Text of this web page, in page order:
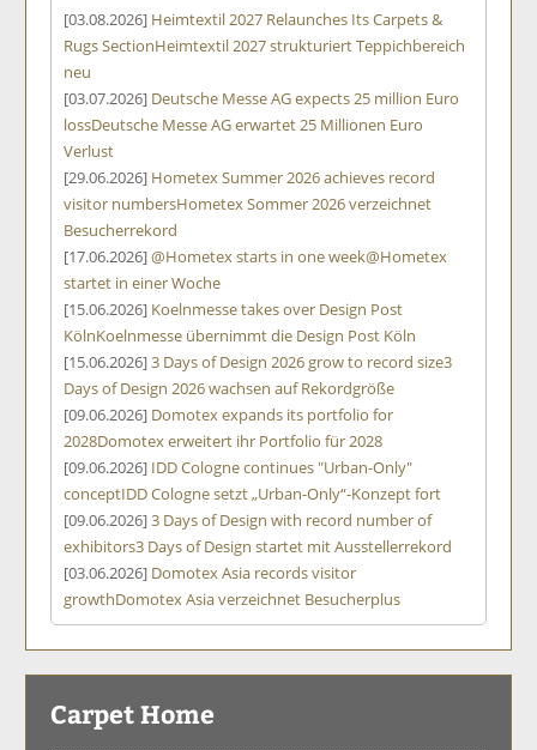
[03.08.2026] Heimtextil 2027 Relaunches Its Carpets &
Rugs SectionHeimtextil 2027 strukturiert Teppichbereich
neu
[03.07.2026] Deutsche Messe AG expects 25 million Euro
lossDeutsche Messe AG erwartet 25 Millionen Euro
Verlust
[29.06.2026] Hometex Summer 2026 achieves record
visitor numbersHometex Sommer 2026 verzeichnet
Besucherrekord
[17.06.2026]@Hometex starts in one week@Hometex
startet in einer Woche
[15.06.2026] Koelnmesse takes over Design Post
KölnKoelnmesse übernimmt die Design Post Köln
[15.06.2026]3 Days of Design 2026 grow to record size3
Days of Design 2026 wachsen auf Rekordgröße
[09.06.2026] Domotex expands its portfolio for
2028Domotex erweitert ihr Portfolio für 2028
[09.06.2026] IDD Cologne continues "Urban-Only"
conceptIDD Cologne setzt „Urban-Only“-Konzept fort
[09.06.2026]3 Days of Design with record number of
exhibitors3 Days of Design startet mit Ausstellerrekord
[03.06.2026] Domotex Asia records visitor
growthDomotex Asia verzeichnet Besucherplus
Carpet Home